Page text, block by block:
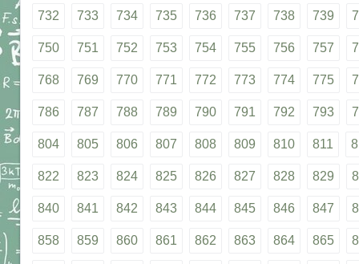
732 733 734 735 736 737 738 739
750 751 752 753 754 755 756 757
768 769 770 771 772 773 774 775
786 787 788 789 790 791 792 793
804 805 806 807 808 809 810 811
822 823 824 825 826 827 828 829
840 841 842 843 844 845 846 847
858 859 860 861 862 863 864 865